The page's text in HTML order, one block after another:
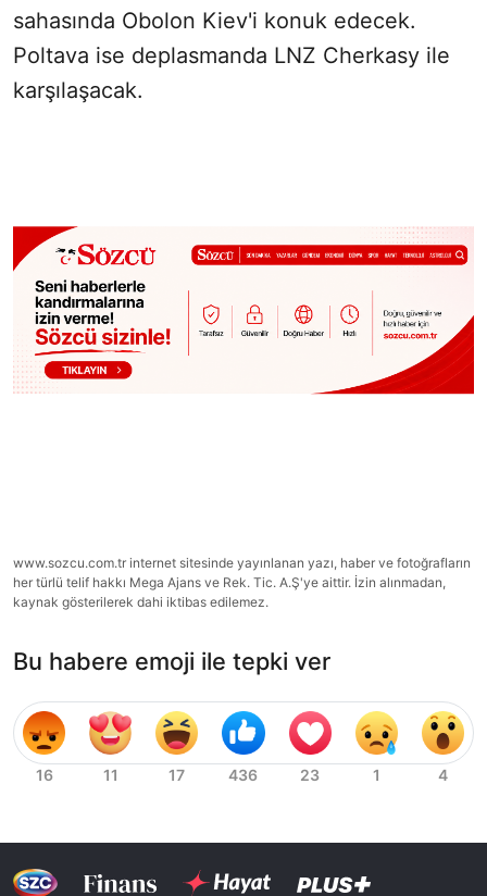
sahasında Obolon Kiev'i konuk edecek.
Poltava ise deplasmanda LNZ Cherkasy ile
karşılaşacak.
www.sozcu.com.tr internet sitesinde yayınlanan yazı, haber ve fotoğrafların
her türlü telif hakkı Mega Ajans ve Rek. Tic. A.Ş'ye aittir. İzin alınmadan,
kaynak gösterilerek dahi iktibas edilemez.
Bu habere emoji ile tepki ver